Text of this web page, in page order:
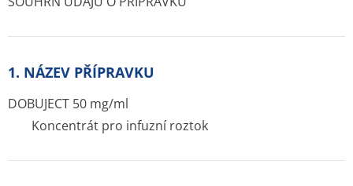
1. NÁZEV PŘÍPRAVKU
DOBUJECT 50 mg/ml
Koncentrát pro infuzní roztok